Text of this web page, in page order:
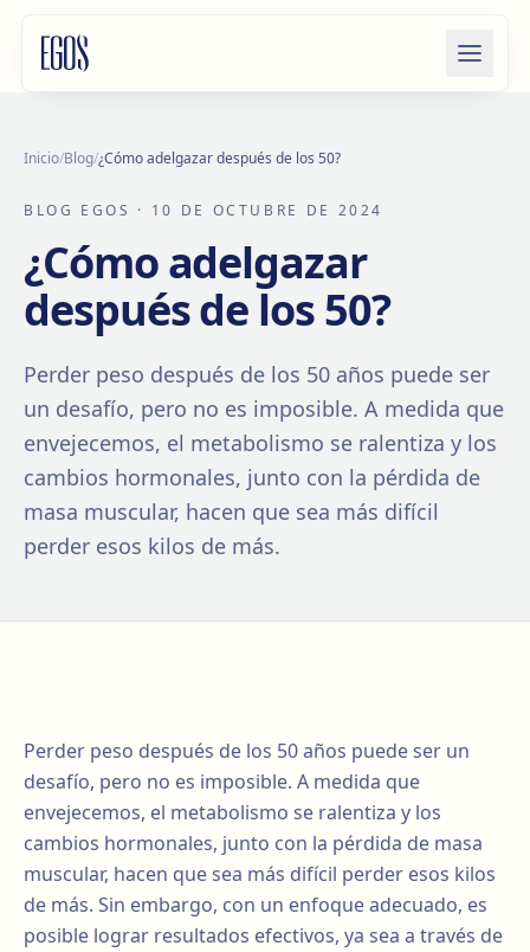
Inicio/Blog/¿Cómo adelgazar después de los 50?
BLOG EGOS · 10 DE OCTUBRE DE 2024
¿Cómo adelgazar
después de los 50?
Perder peso después de los 50 años puede ser
un desafío, pero no es imposible. A medida que
envejecemos, el metabolismo se ralentiza y los
cambios hormonales, junto con la pérdida de
masa muscular, hacen que sea más difícil
perder esos kilos de más.
Perder peso después de los 50 años puede ser un
desafío, pero no es imposible. A medida que
envejecemos, el metabolismo se ralentiza y los
cambios hormonales, junto con la pérdida de masa
muscular, hacen que sea más difícil perder esos kilos
de más. Sin embargo, con un enfoque adecuado, es
posible lograr resultados efectivos, ya sea a través de